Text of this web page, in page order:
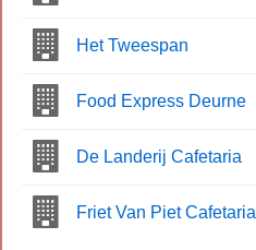
Het Tweespan
Food Express Deurne
De Landerij Cafetaria
Friet Van Piet Cafetaria